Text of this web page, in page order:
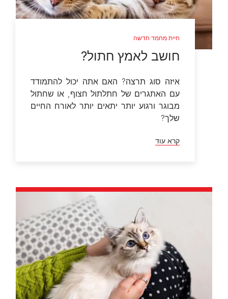
חיית מחמד חדשה
חושב לאמץ חתול?
איזה סוג תרצה? האם אתה יכול להתמודד
עם האתגרים של חתלתול חצוף, או שחתול
מבוגר ורגוע יותר יתאים יותר לאורח החיים
שלך?
קרא עוד